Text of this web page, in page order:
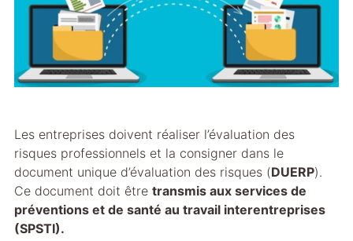
Les entreprises doivent réaliser l’évaluation des
risques professionnels et la consigner dans le
document unique d’évaluation des risques (DUERP).
Ce document doit être transmis aux services de
préventions et de santé au travail interentreprises
(SPSTI).